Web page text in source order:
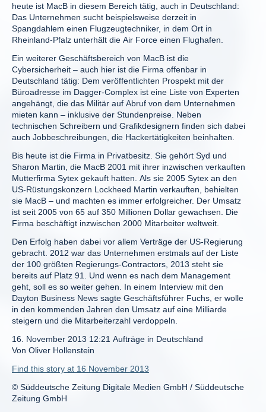
heute ist MacB in diesem Bereich tätig, auch in Deutschland:
Das Unternehmen sucht beispielsweise derzeit in
Spangdahlem einen Flugzeugtechniker, in dem Ort in
Rheinland-Pfalz unterhält die Air Force einen Flughafen.
Ein weiterer Geschäftsbereich von MacB ist die
Cybersicherheit – auch hier ist die Firma offenbar in
Deutschland tätig: Dem veröffentlichten Prospekt mit der
Büroadresse im Dagger-Complex ist eine Liste von Experten
angehängt, die das Militär auf Abruf von dem Unternehmen
mieten kann – inklusive der Stundenpreise. Neben
technischen Schreibern und Grafikdesignern finden sich dabei
auch Jobbeschreibungen, die Hackertätigkeiten beinhalten.
Bis heute ist die Firma in Privatbesitz. Sie gehört Syd und
Sharon Martin, die MacB 2001 mit ihrer inzwischen verkauften
Mutterfirma Sytex gekauft hatten. Als sie 2005 Sytex an den
US-Rüstungskonzern Lockheed Martin verkauften, behielten
sie MacB – und machten es immer erfolgreicher. Der Umsatz
ist seit 2005 von 65 auf 350 Millionen Dollar gewachsen. Die
Firma beschäftigt inzwischen 2000 Mitarbeiter weltweit.
Den Erfolg haben dabei vor allem Verträge der US-Regierung
gebracht. 2012 war das Unternehmen erstmals auf der Liste
der 100 größten Regierungs-Contractors, 2013 steht sie
bereits auf Platz 91. Und wenn es nach dem Management
geht, soll es so weiter gehen. In einem Interview mit den
Dayton Business News sagte Geschäftsführer Fuchs, er wolle
in den kommenden Jahren den Umsatz auf eine Milliarde
steigern und die Mitarbeiterzahl verdoppeln.
16. November 2013 12:21 Aufträge in Deutschland
Von Oliver Hollenstein
Find this story at 16 November 2013
© Süddeutsche Zeitung Digitale Medien GmbH / Süddeutsche
Zeitung GmbH